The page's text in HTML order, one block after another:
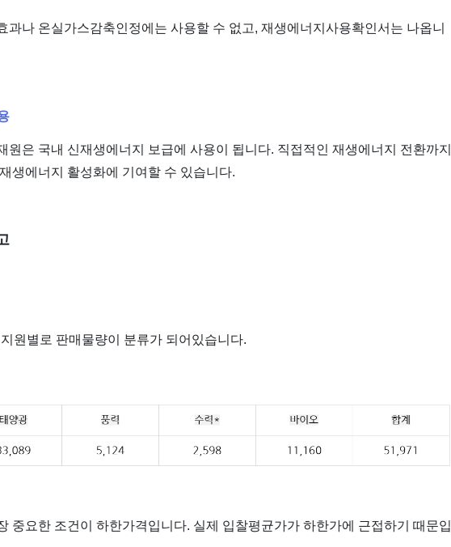
과나 온실가스감축인정에는 사용할 수 없고, 재생에너지사용확인서는 나옵니
원은 국내 신재생에너지 보급에 사용이 됩니다. 직접적인 재생에너지 전환까지
생에너지 활성화에 기여할 수 있습니다.
원별로 판매물량이 분류가 되어있습니다.
중요한 조건이 하한가격입니다. 실제 입찰평균가가 하한가에 근접하기 때문입